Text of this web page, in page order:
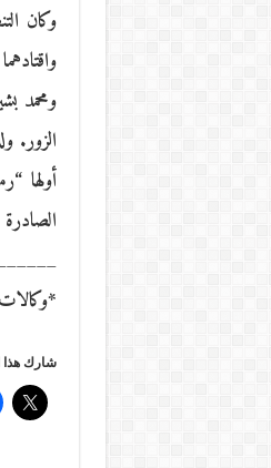
وكان
ومحمد
الصادرة
*وكالات
شارك هذا